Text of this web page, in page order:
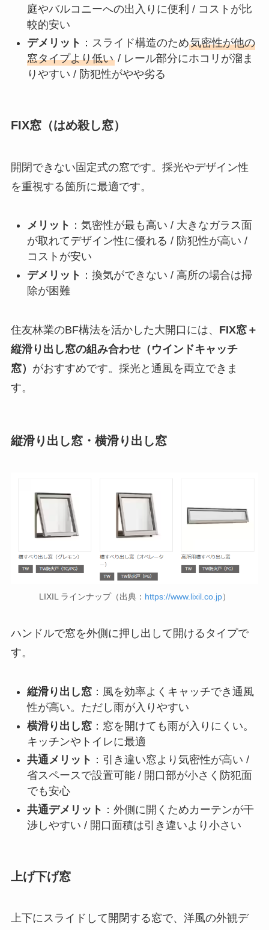
庭やバルコニーへの出入りに便利 / コストが比
較的安い
デメリット ：スライド構造のため気密性が他の
窓タイプより低い/ レール部分にホコリが溜ま
りやすい / 防犯性がやや劣る
FIX窓（はめ殺し窓）
開閉できない固定式の窓です。採光やデザイン性
を重視する箇所に最適です。
メリット ：気密性が最も高い / 大きなガラス面
が取れてデザイン性に優れる / 防犯性が高い /
コストが安い
デメリット ：換気ができない / 高所の場合は掃
除が困難
住友林業のBF構法を活かした大開口には、 FIX窓＋
縦滑り出し窓の組み合わせ（ウインドキャッチ
窓） がおすすめです。採光と通風を両立できま
す。
縦滑り出し窓・横滑り出し窓
LIXIL ラインナップ（出典： https://www.lixil.co.jp）
ハンドルで窓を外側に押し出して開けるタイプで
す。
縦滑り出し窓：風を効率よくキャッチでき通風
性が高い。ただし雨が入りやすい
横滑り出し窓：窓を開けても雨が入りにくい。
キッチンやトイレに最適
共通メリット ：引き違い窓より気密性が高い /
省スペースで設置可能 / 開口部が小さく防犯面
でも安心
共通デメリット ：外側に開くためカーテンが干
渉しやすい / 開口面積は引き違いより小さい
上げ下げ窓
上下にスライドして開閉する窓で、洋風の外観デ